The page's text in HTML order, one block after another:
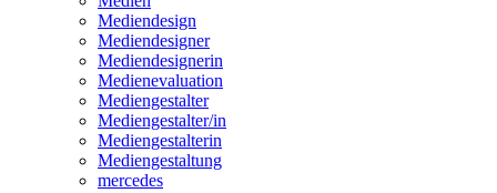
Mediendesign
Mediendesigner
Mediendesignerin
Medienevaluation
Mediengestalter
Mediengestalter/in
Mediengestalterin
Mediengestaltung
mercedes